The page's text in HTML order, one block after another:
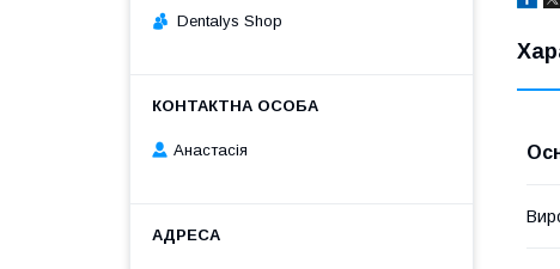
Dentalys Shop
Анастасія